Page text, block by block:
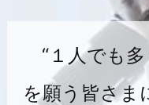
“１人でも
を願う皆さま